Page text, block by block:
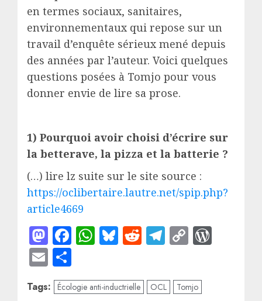
en termes sociaux, sanitaires,
environnementaux qui repose sur un
travail d’enquête sérieux mené depuis
des années par l’auteur. Voici quelques
questions posées à Tomjo pour vous
donner envie de lire sa prose.
1) Pourquoi avoir choisi d’écrire sur
la betterave, la pizza et la batterie ?
(…) lire lz suite sur le site source :
https://oclibertaire.lautre.net/spip.php?
article4669
Mastodon
Facebook
WhatsApp
Bluesky
RedditTelegram
Copy
Link
Email
Tags: Écologie anti-inductrielle OCL Tomjo